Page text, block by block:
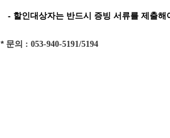
- 할인대상자는 반드시 증빙 서류를 제출해
* 문의 : 053-940-5191/5194